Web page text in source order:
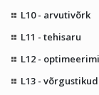
L10 - arvutivõrk
L11 - tehisaru
L12 -
L13 - võrgustikud